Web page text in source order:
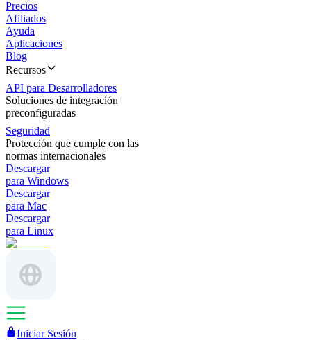
Precios
Afiliados
Ayuda
Aplicaciones
Blog
Recursos
API para Desarrolladores
Soluciones de integración
preconfiguradas
Seguridad
Protección que cumple con las
normas internacionales
Descargar
para Windows
Descargar
para Mac
Descargar
para Linux
Iniciar Sesión